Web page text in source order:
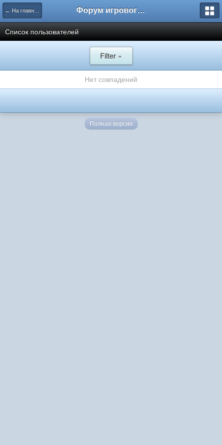
← На главную Форум игрового проекта Riverrise
Список пользователей
Filter »
Нет совпадений
Полная версия